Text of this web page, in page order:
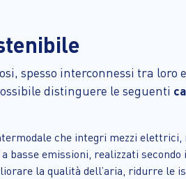
spesso interconnessi tra
distinguere le seguenti
che integri mezzi
a basse emissioni, realizzati
la qualità dell’aria, ridurre le